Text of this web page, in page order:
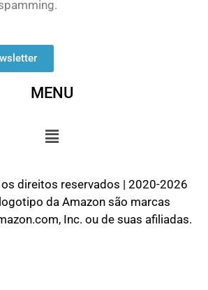
MENU
direitos reservados | 2020-2026
da Amazon são marcas
Inc. ou de suas afiliadas.